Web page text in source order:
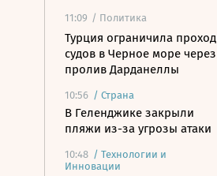
11:09 / Политика
Турция ограничила проход
судов в Черное море через
пролив Дарданеллы
10:56 / Страна
В Геленджике закрыли
пляжи из-за угрозы атаки
10:48 / Технологии и
Инновации